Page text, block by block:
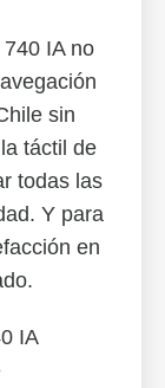
IA no
sin
táctil de
todas las
Y para
en
IA